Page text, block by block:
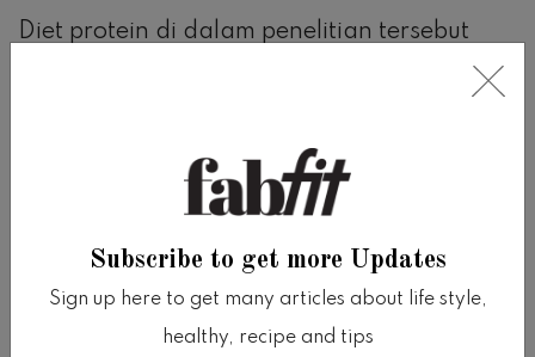
Diet protein di dalam penelitian tersebut
tersebut sama sekali tidak rendah.
peserta diberikan pilihan karbohidrat
Subscribe to get more Updates
Sign up here to get many articles about life style,
healthy, recipe and tips